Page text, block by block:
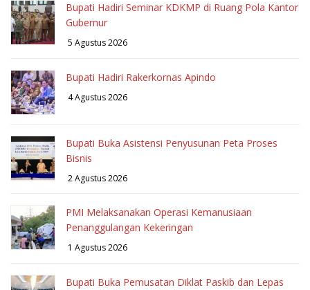
Bupati Hadiri Seminar KDKMP di Ruang Pola Kantor
Gubernur
5 Agustus 2026
Bupati Hadiri Rakerkornas Apindo
4 Agustus 2026
Bupati Buka Asistensi Penyusunan Peta Proses
Bisnis
2 Agustus 2026
PMI Melaksanakan Operasi Kemanusiaan
Penanggulangan Kekeringan
1 Agustus 2026
Bupati Buka Pemusatan Diklat Paskib dan Lepas